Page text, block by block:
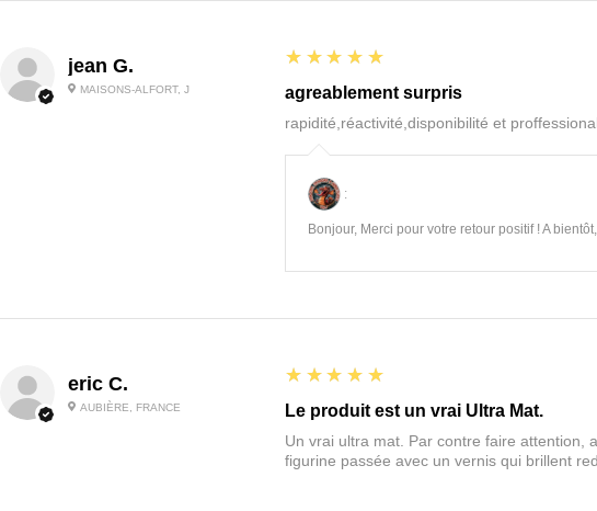
jean G.
MAISONS-ALFORT, J
5
★★★★★
agreablement surpris
rapidité,réactivité,disponibilité et
:
Bonjour, Merci pour votre retour positif ! A
eric C.
AUBIÈRE, FRANCE
5
★★★★★
Le produit est un vrai Ultra Mat.
Un vrai ultra mat. Par contre faire attention,
figurine passée avec un vernis qui brillent